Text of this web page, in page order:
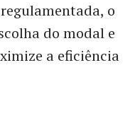
o
do modal e
a eficiência